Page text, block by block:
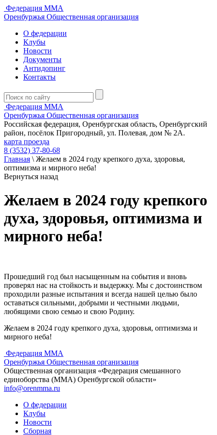
Федерация ММА
Оренбуржья Общественная организация
О федерации
Клубы
Новости
Документы
Антидопинг
Контакты
Федерация ММА
Оренбуржья Общественная организация
Российская федерация, Оренбургская область, Оренбургский
район, посёлок Пригородный, ул. Полевая, дом № 2А.
карта проезда
8 (3532) 37-80-68
Главная \ Желаем в 2024 году крепкого духа, здоровья,
оптимизма и мирного неба!
Вернуться назад
Желаем в 2024 году крепкого
духа, здоровья, оптимизма и
мирного неба!
Прошедший год был насыщенным на события и вновь
проверял нас на стойкость и выдержку. Мы с достоинством
проходили разные испытания и всегда нашей целью было
оставаться сильными, добрыми и честными людьми,
любящими свою семью и свою Родину.
Желаем в 2024 году крепкого духа, здоровья, оптимизма и
мирного неба!
Федерация ММА
Оренбуржья Общественная организация
Общественная организация «Федерация смешанного
единоборства (ММА) Оренбургской области»
info@orenmma.ru
О федерации
Клубы
Новости
Сборная